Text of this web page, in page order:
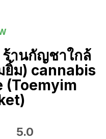
ร้านกัญชาใกล้
ยิ้ม) cannabis
(Toemyim
5.0